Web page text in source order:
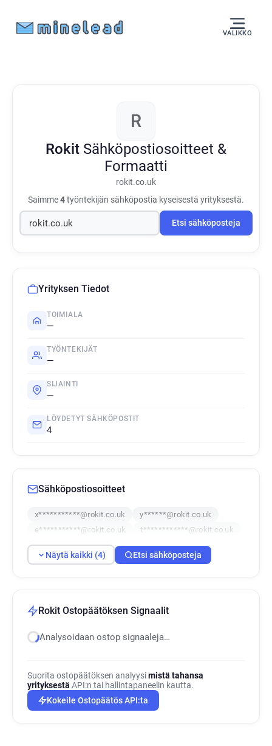
VALIKKO
R
Rokit Sähköpostiosoitteet &
Formaatti
rokit.co.uk
Saimme4työntekijän sähköpostia kyseisestä yrityksestä.
Etsi sähköposteja
Yrityksen Tiedot
TOIMIALA
—
TYÖNTEKIJÄT
—
SIJAINTI
—
LÖYDETYT SÄHKÖPOSTIT
4
Sähköpostiosoitteet
x***********@rokit.co.uk
y******@rokit.co.uk
e***********@rokit.co.uk
t************@rokit.co.uk
Näytä kaikki (4) Etsi sähköposteja
Rokit Ostopäätöksen Signaalit
Analysoidaan ostop signaaleja…
Suorita ostopäätöksen analyysimistä tahansa
yrityksestä API:n tai hallintapaneelin kautta.
Kokeile Ostopäätös API:ta